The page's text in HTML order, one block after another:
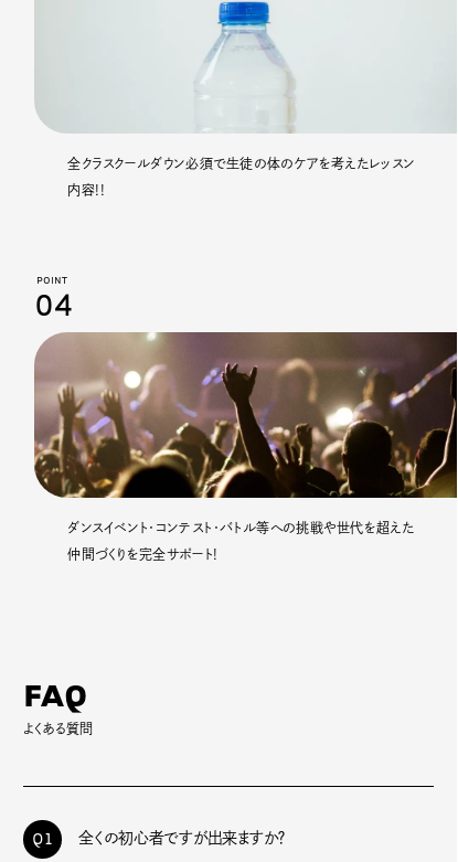
全クラスクールダウン必須で生徒の体のケアを考えたレッスン
内容!!
POINT
04
ダンスイベント・コンテスト・バトル等への挑戦や世代を超えた
仲間づくりを完全サポート!
FAQ
よくある質問
Q1 全くの初心者ですが出来ますか？